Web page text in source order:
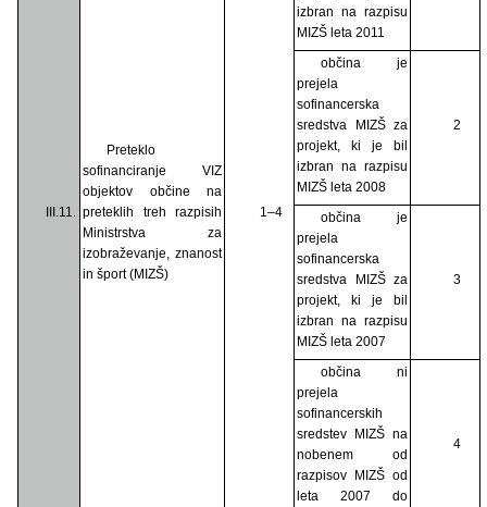
III.11.
Preteklo
sofinanciranje VIZ
objektov občine na
preteklih treh razpisih
Ministrstva za
izobraževanje, znanost
in šport (MIZŠ)
1–4
izbran na razpisu
MIZŠ leta 2011
občina je
prejela
sofinancerska
sredstva MIZŠ za
projekt, ki je bil
izbran na razpisu
MIZŠ leta 2008
2
občina je
prejela
sofinancerska
sredstva MIZŠ za
projekt, ki je bil
izbran na razpisu
MIZŠ leta 2007
3
občina ni
prejela
sofinancerskih
sredstev MIZŠ na
nobenem od
razpisov MIZŠ od
leta 2007 do
4